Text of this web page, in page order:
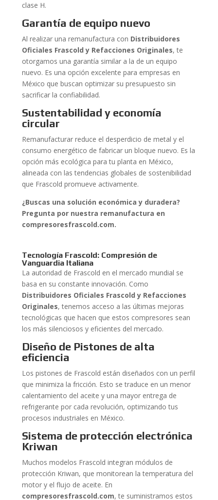
clase H.
Garantía de equipo nuevo
Al realizar una remanufactura con Distribuidores
Oficiales Frascold y Refacciones Originales, te
otorgamos una garantía similar a la de un equipo
nuevo. Es una opción excelente para empresas en
México que buscan optimizar su presupuesto sin
sacrificar la confiabilidad.
Sustentabilidad y economía
circular
Remanufacturar reduce el desperdicio de metal y el
consumo energético de fabricar un bloque nuevo. Es la
opción más ecológica para tu planta en México,
alineada con las tendencias globales de sostenibilidad
que Frascold promueve activamente.
¿Buscas una solución económica y duradera?
Pregunta por nuestra remanufactura en
compresoresfrascold.com.
Tecnología Frascold: Compresión de
Vanguardia Italiana
La autoridad de Frascold en el mercado mundial se
basa en su constante innovación. Como
Distribuidores Oficiales Frascold y Refacciones
Originales, tenemos acceso a las últimas mejoras
tecnológicas que hacen que estos compresores sean
los más silenciosos y eficientes del mercado.
Diseño de Pistones de alta
eficiencia
Los pistones de Frascold están diseñados con un perfil
que minimiza la fricción. Esto se traduce en un menor
calentamiento del aceite y una mayor entrega de
refrigerante por cada revolución, optimizando tus
procesos industriales en México.
Sistema de protección electrónica
Kriwan
Muchos modelos Frascold integran módulos de
protección Kriwan, que monitorean la temperatura del
motor y el flujo de aceite. En
compresoresfrascold.com, te suministramos estos